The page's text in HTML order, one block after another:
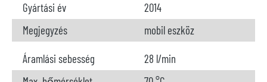
Gyártási év
2014
Megjegyzés
mobil eszköz
Áramlási sebesség
28 l/min